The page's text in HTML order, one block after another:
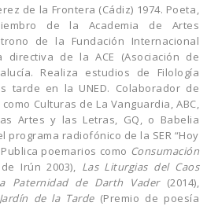
de la Frontera (Cádiz) 1974. Poeta,
de la Academia de Artes
de la Fundación Internacional
de la ACE (Asociación de
Realiza estudios de Filología
tarde en la UNED. Colaborador de
Culturas de La Vanguardia, ABC,
Artes y las Letras, GQ, o Babelia
programa radiofónico de la SER “Hoy
poemarios como Consumación
Irún 2003), Las Liturgias del Caos
Paternidad de Darth Vader(2014),
de la Tarde(Premio de poesía